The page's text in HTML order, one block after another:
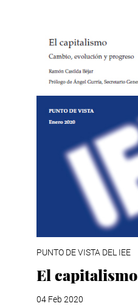
PUNTO DE VISTA DEL IEE
El capitalismo
04 Feb 2020